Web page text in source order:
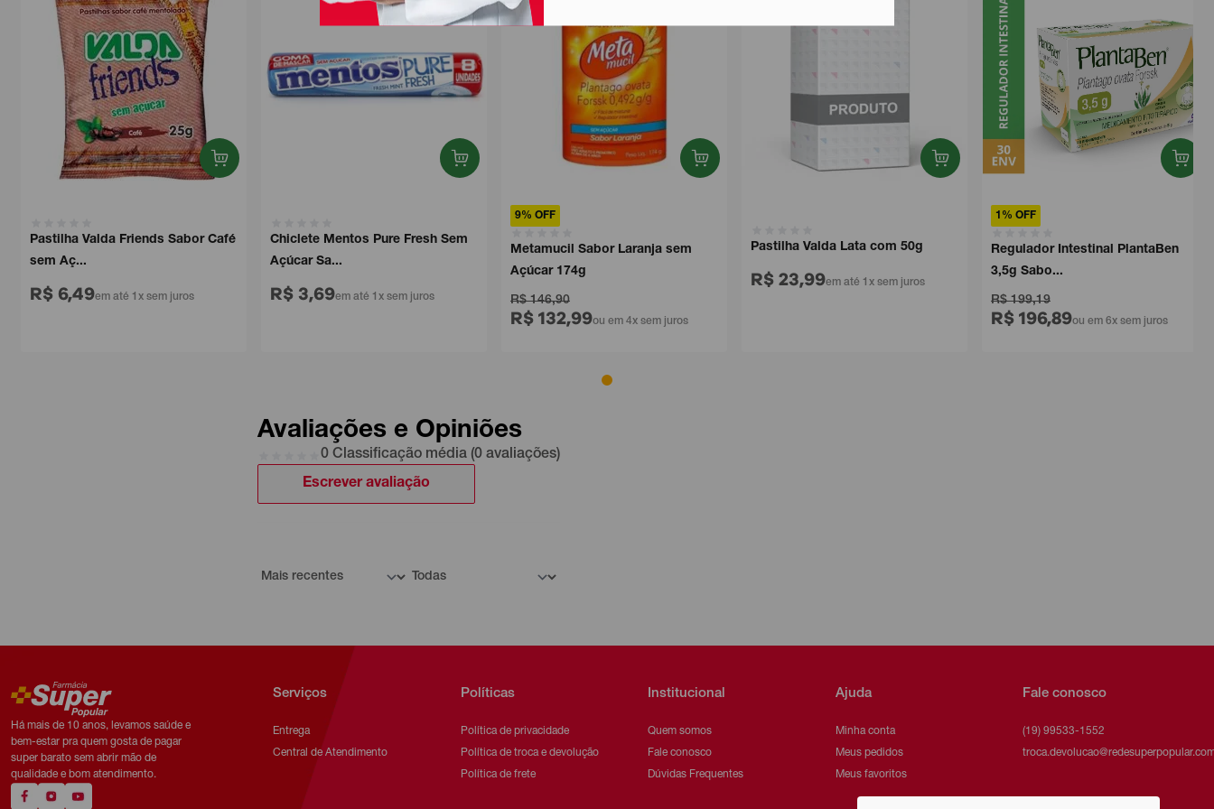
Pastilha Valda Friends Sabor Café
sem Aç...
R$ 6,49em até 1x sem juros
Chiclete Mentos Pure Fresh Sem
Açúcar Sa...
R$ 3,69em até 1x sem juros
9% OFF
Metamucil Sabor Laranja sem
Açúcar 174g
R$ 146,90
R$ 132,99ou em 4x sem juros
Pastilha Valda Lata com 50g
R$ 23,99em até 1x sem juros
1% OFF
Regulador Intestinal PlantaBen
3,5g Sabo...
R$ 199,19
R$ 196,89ou em 6x sem juros
Avaliações e Opiniões
0 Classificação média (0 avaliações)
Escrever avaliação
Há mais de 10 anos, levamos saúde e
bem-estar pra quem gosta de pagar
super barato sem abrir mão de
qualidade e bom atendimento.
Serviços
Entrega
Central de Atendimento
Políticas
Política de privacidade
Política de troca e devolução
Política de frete
Institucional
Quem somos
Fale conosco
Dúvidas Frequentes
Ajuda
Minha conta
Meus pedidos
Meus favoritos
Fale conosco
(19) 99533-1552